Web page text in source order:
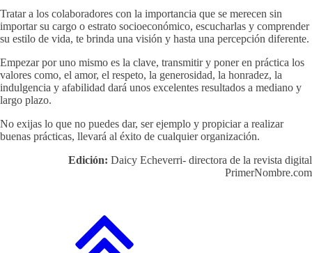
Tratar a los colaboradores con la importancia que se merecen sin
importar su cargo o estrato socioeconómico, escucharlas y comprender
su estilo de vida, te brinda una visión y hasta una percepción diferente.
Empezar por uno mismo es la clave, transmitir y poner en práctica los
valores como, el amor, el respeto, la generosidad, la honradez, la
indulgencia y afabilidad dará unos excelentes resultados a mediano y
largo plazo.
No exijas lo que no puedes dar, ser ejemplo y propiciar a realizar
buenas prácticas, llevará al éxito de cualquier organización.
Edición: Daicy Echeverri- directora de la revista digital
PrimerNombre.com